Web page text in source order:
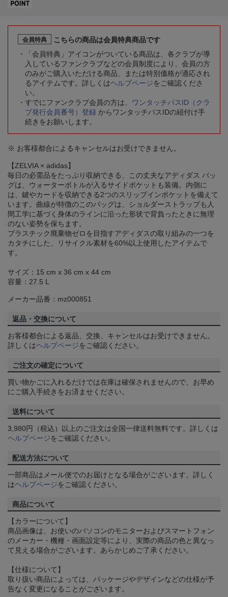
会員特典
こちらの商品は会員特典商品です
「会員特典」アイコンがついている商品は、各クラブが導
入しているファンクラブなどの会員制度により、会員の方
のみがご購入いただける商品、または特別価格が適応され
るアイテムです。詳しくはヘルプページをご確認くださ
い。
すでにファンクラブ会員の方は、
ワンタッチパスID（クラ
ブ発行会員番号）登録 からワンタッチパスIDの紐付け手
続きをお願いします。
※ お客様都合によるキャンセルはお受けできません。
【ZELVIA × adidas】
毎日の必需品をたっぷり収納できる、この丈夫なアディダス バッ
グは、ウォーターボトルが入るサイドポケットも装備。内側に
は、鍵やカードを収納できる2つのスリップインポケットを備えて
います。曲線が特徴のこのバッグは、ショルダーストラップも人
間工学に基づく身体のラインに沿った形状で背負ったときに無理
のない姿勢を保ちます。
プラスチック廃棄物ゼロを目指すアディダスの取り組みの一つを
カタチにした、リサイクル素材を60%以上使用したアイテムで
す。
サイズ：15 cm x 36 cm x 44 cm
容量：27.5 L
メーカー品番：mz000851
返品・交換について
お客様都合による返品、交換、キャンセルはお受けできません。
詳しくはヘルプページをご確認ください。
ご注文の確定について
買い物かごに入れるだけでは在庫は確保されませんので、お早め
にご購入手続きをお済ませください。
送料について
3,980円（税込）以上のご注文は全国一律送料無料です。詳しくは
ヘルプページをご確認ください。
配送方法について
一部商品はメール便でのお届けとなる場合がございます。詳しく
はヘルプページをご確認ください。
商品について
【カラーについて】
商品画像は、お使いのパソコンのモニターおよびスマートフォン
のメーカー・機種・画面設定等により、実際の商品の色と異なっ
て見える場合がございます。あらかじめご了承ください。
【仕様について】
取り扱い商品によっては、パッケージやデザインなどの仕様が予
告なく変更になることがございます。